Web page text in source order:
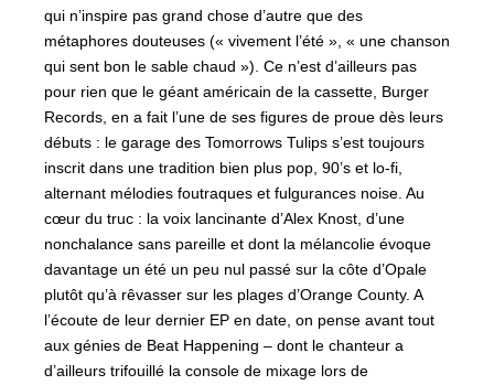
qui n’inspire pas grand chose d’autre que des
métaphores douteuses (« vivement l’été », « une chanson
qui sent bon le sable chaud »). Ce n’est d’ailleurs pas
pour rien que le géant américain de la cassette, Burger
Records, en a fait l’une de ses figures de proue dès leurs
débuts : le garage des Tomorrows Tulips s’est toujours
inscrit dans une tradition bien plus pop, 90’s et lo-fi,
alternant mélodies foutraques et fulgurances noise. Au
cœur du truc : la voix lancinante d’Alex Knost, d’une
nonchalance sans pareille et dont la mélancolie évoque
davantage un été un peu nul passé sur la côte d’Opale
plutôt qu’à rêvasser sur les plages d’Orange County. A
l’écoute de leur dernier EP en date, on pense avant tout
aux génies de Beat Happening – dont le chanteur a
d’ailleurs trifouillé la console de mixage lors de